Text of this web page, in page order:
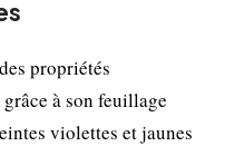
propriétés
à son feuillage
violettes et jaunes